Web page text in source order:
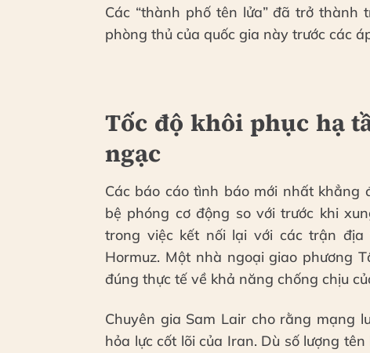
Các “thành phố tên lửa” đã trở
phòng thủ của quốc gia này trước các
Tốc độ khôi phục hạ
ngạc
Các báo cáo tình báo mới nhất
bệ phóng cơ động so với trước khi
trong việc kết nối lại với các trận
Hormuz. Một nhà ngoại giao phương
đúng thực tế về khả năng chống chịu
Chuyên gia Sam Lair cho rằng mạng
hỏa lực cốt lõi của Iran. Dù số lượng